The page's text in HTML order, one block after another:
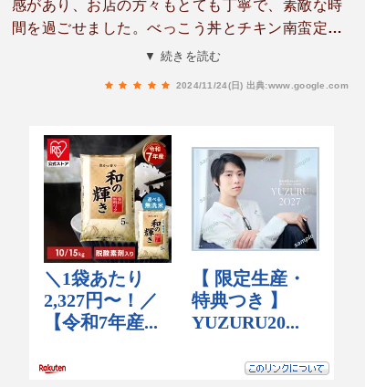
感があり、お店の方々もとても丁寧で、素敵な時
間を過ごせました。べっこう丼とチキン南蛮定食
を頼みましたが、お刺身の量が多いので、ご飯を
月また伺う予定があるので、楽しみにしていま
▼ 続きを読む
2024/11/24(日) 出典:www.google.com